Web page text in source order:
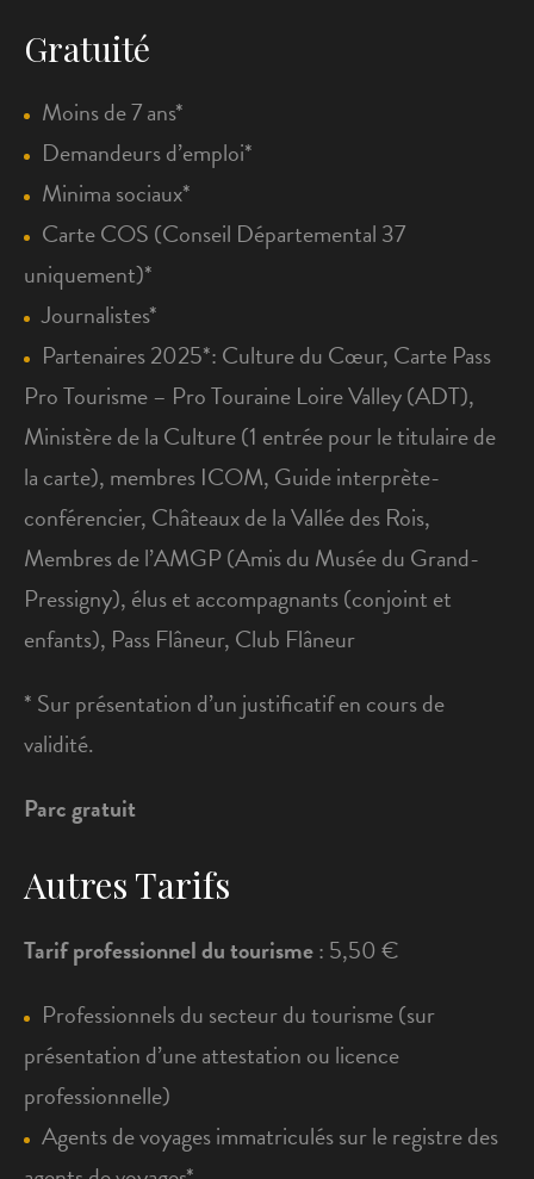
Gratuité
Moins de 7 ans*
Demandeurs d’emploi*
Minima sociaux*
Carte COS (Conseil Départemental 37
uniquement)*
Journalistes*
Partenaires 2025*: Culture du Cœur, Carte Pass
Pro Tourisme – Pro Touraine Loire Valley (ADT),
Ministère de la Culture (1 entrée pour le titulaire de
la carte), membres ICOM, Guide interprète-
conférencier, Châteaux de la Vallée des Rois,
Membres de l’AMGP (Amis du Musée du Grand-
Pressigny), élus et accompagnants (conjoint et
enfants), Pass Flâneur, Club Flâneur
* Sur présentation d’un justificatif en cours de
validité.
Parc gratuit
Autres Tarifs
Tarif professionnel du tourisme: 5,50 €
Professionnels du secteur du tourisme (sur
présentation d’une attestation ou licence
professionnelle)
Agents de voyages immatriculés sur le registre des